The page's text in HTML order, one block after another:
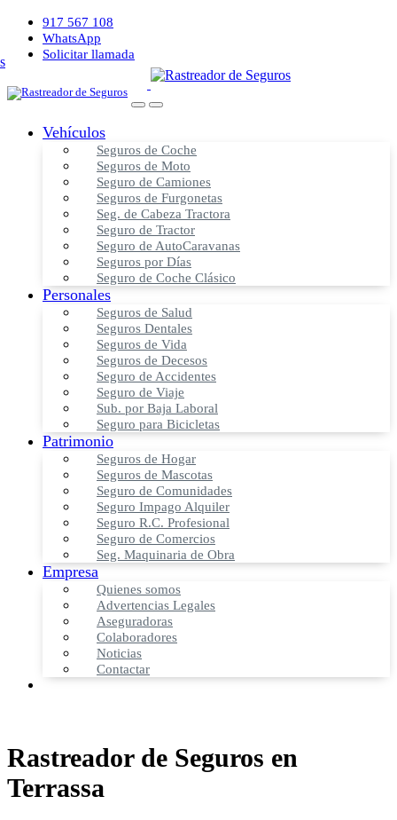
917 567 108
WhatsApp
Solicitar llamada
Vehículos
Seguros de Coche
Seguros de Moto
Seguro de Camiones
Seguros de Furgonetas
Seg. de Cabeza Tractora
Seguro de Tractor
Seguro de AutoCaravanas
Seguros por Días
Seguro de Coche Clásico
Personales
Seguros de Salud
Seguros Dentales
Seguros de Vida
Seguros de Decesos
Seguro de Accidentes
Seguro de Viaje
Sub. por Baja Laboral
Seguro para Bicicletas
Patrimonio
Seguros de Hogar
Seguros de Mascotas
Seguro de Comunidades
Seguro Impago Alquiler
Seguro R.C. Profesional
Seguro de Comercios
Seg. Maquinaria de Obra
Empresa
Quienes somos
Advertencias Legales
Aseguradoras
Colaboradores
Noticias
Contactar
Rastreador de Seguros en
Terrassa